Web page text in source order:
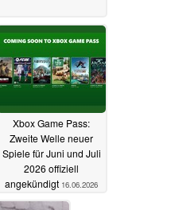
Xbox Game Pass:
Zweite Welle neuer
Spiele für Juni und Juli
2026 offiziell
angekündigt 16.06.2026